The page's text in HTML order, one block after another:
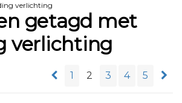
verlichting
getagd met
verlichting
1 2 3 4 5